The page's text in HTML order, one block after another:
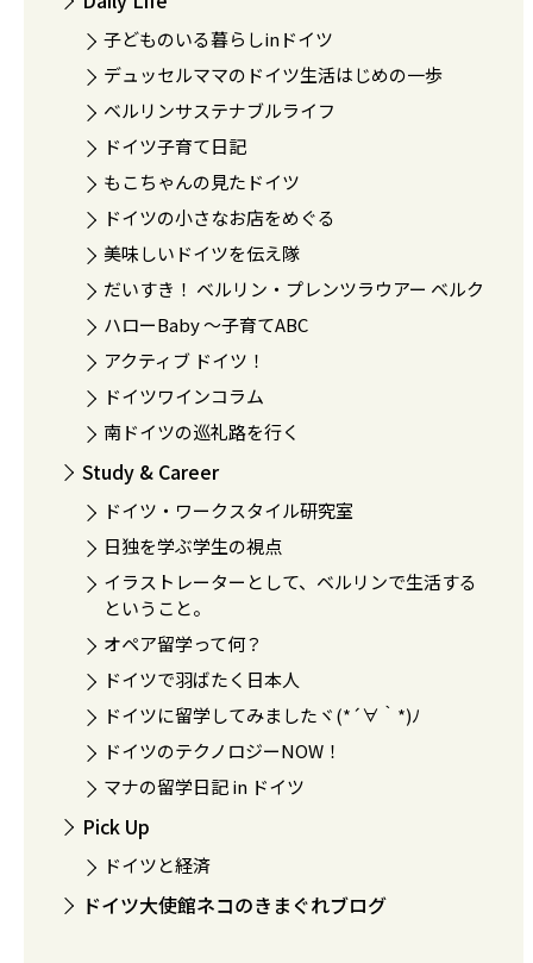
子どものいる暮らしinドイツ
デュッセルママのドイツ生活はじめの一歩
ベルリンサステナブルライフ
ドイツ子育て日記
もこちゃんの見たドイツ
ドイツの小さなお店をめぐる
美味しいドイツを伝え隊
だいすき！ ベルリン・プレンツラウアー ベルク
ハローBaby 〜子育てABC
アクティブ ドイツ！
ドイツワインコラム
南ドイツの巡礼路を行く
Study & Career
ドイツ・ワークスタイル研究室
日独を学ぶ学生の視点
イラストレーターとして、ベルリンで生活する
ということ。
オペア留学って何？
ドイツで羽ばたく日本人
ドイツに留学してみましたヾ(*´∀｀*)ﾉ
ドイツのテクノロジーNOW！
マナの留学日記 in ドイツ
Pick Up
ドイツと経済
ドイツ大使館ネコのきまぐれブログ